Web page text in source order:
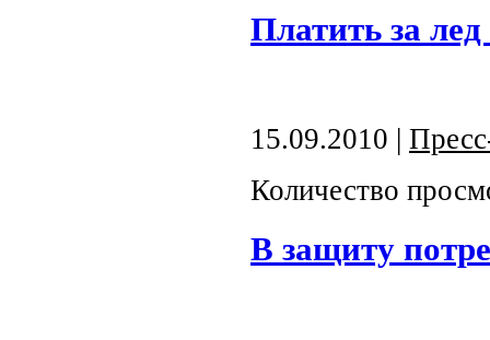
Платить за
15.09.2010 |
Количество
В защиту